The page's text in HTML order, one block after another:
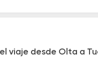
viaje desde Olta a